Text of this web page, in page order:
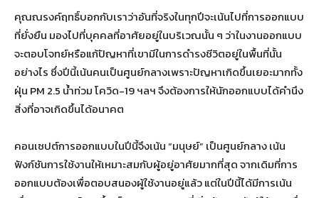
คุณณรงค์ฤทธิ์บอกกับเราว่าอันที่จริงในทุกปีจะเน้นไปที่การออกแบบ
ที่ยั่งยืน มองไปที่บุคคลที่อาศัยอยู่ในบริเวณนั้น ๆ ว่าในงานออกแบบ
จะตอบโจทย์หรือแก้ปัญหาที่เขามีในการดำรงชีวิตอยู่ในพื้นที่นั้น
อย่างไร ซึ่งปีนี้เน้นคนเป็นศูนย์กลางเพราะปัญหาเกิดขึ้นเยอะมากทั้ง
ฝุ่น PM 2.5 น้ำท่วม โควิด-19 ฯลฯ จึงต้องการให้นักออกแบบได้คำนึง
สิ่งที่อาจเกิดขึ้นได้อนาคต
คอนเซปต์การออกแบบในปีนี้จึงเน้น “มนุษย์” เป็นศูนย์กลาง เน้น
ฟังก์ชันการใช้งานให้เหมาะสมกับผู้อยู่อาศัยมากที่สุด จากเดิมที่การ
ออกแบบต้องเพื่อตอบสนองผู้ใช้งานอยู่แล้ว แต่ในปีนี้ได้มีการเน้น